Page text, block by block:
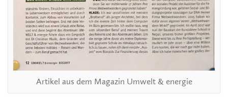
Artikel aus dem Magazin Umwelt & energie